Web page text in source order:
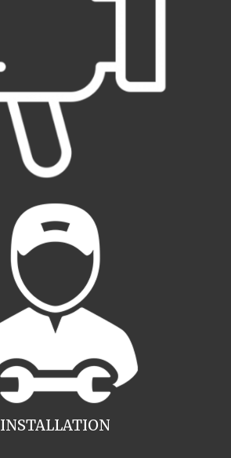
INSTALLATION